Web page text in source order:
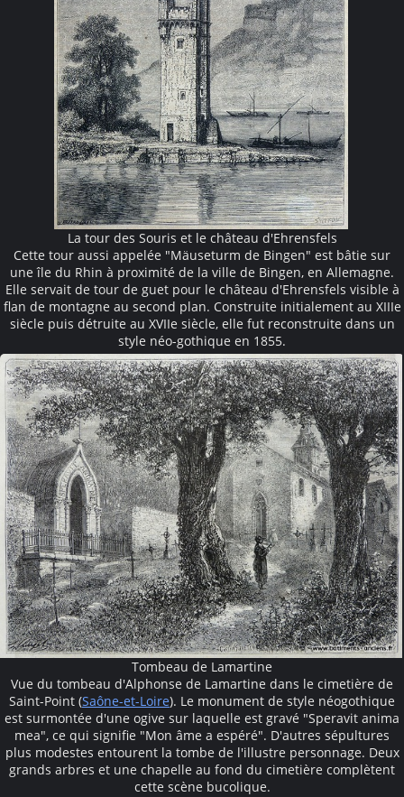
La tour des Souris et le château d'Ehrensfels
Cette tour aussi appelée "Mäuseturm de Bingen" est bâtie sur
une île du Rhin à proximité de la ville de Bingen, en Allemagne.
Elle servait de tour de guet pour le château d'Ehrensfels visible à
flan de montagne au second plan. Construite initialement au XIIIe
siècle puis détruite au XVIIe siècle, elle fut reconstruite dans un
style néo-gothique en 1855.
Tombeau de Lamartine
Vue du tombeau d'Alphonse de Lamartine dans le cimetière de
Saint-Point (Saône-et-Loire). Le monument de style néogothique
est surmontée d'une ogive sur laquelle est gravé "Speravit anima
mea", ce qui signifie "Mon âme a espéré". D'autres sépultures
plus modestes entourent la tombe de l'illustre personnage. Deux
grands arbres et une chapelle au fond du cimetière complètent
cette scène bucolique.